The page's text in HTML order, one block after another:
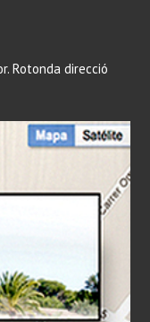
Rotonda direcció